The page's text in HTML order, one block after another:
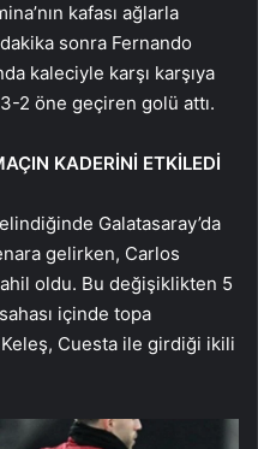
kafası ağlarla
sonra Fernando
kaleciyle karşı karşıya
2 öne geçiren golü attı.
KADERİNİ ETKİLEDİ
Galatasaray’da
gelirken, Carlos
oldu. Bu değişiklikten 5
içinde topa
Keleş, Cuesta ile girdiği ikili